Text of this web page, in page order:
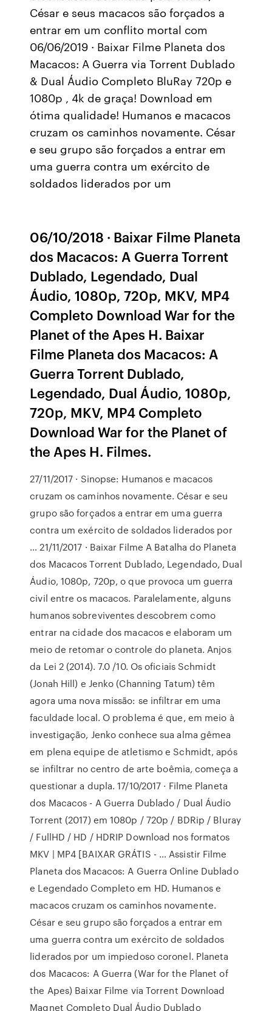
César e seus macacos são forçados a
entrar em um conflito mortal com
06/06/2019 · Baixar Filme Planeta dos
Macacos: A Guerra via Torrent Dublado
& Dual Áudio Completo BluRay 720p e
1080p , 4k de graça! Download em
ótima qualidade! Humanos e macacos
cruzam os caminhos novamente. César
e seu grupo são forçados a entrar em
uma guerra contra um exército de
soldados liderados por um
06/10/2018 · Baixar Filme Planeta
dos Macacos: A Guerra Torrent
Dublado, Legendado, Dual
Áudio, 1080p, 720p, MKV, MP4
Completo Download War for the
Planet of the Apes H. Baixar
Filme Planeta dos Macacos: A
Guerra Torrent Dublado,
Legendado, Dual Áudio, 1080p,
720p, MKV, MP4 Completo
Download War for the Planet of
the Apes H. Filmes.
27/11/2017 · Sinopse: Humanos e macacos
cruzam os caminhos novamente. César e seu
grupo são forçados a entrar em uma guerra
contra um exército de soldados liderados por
… 21/11/2017 · Baixar Filme A Batalha do Planeta
dos Macacos Torrent Dublado, Legendado, Dual
Áudio, 1080p, 720p, o que provoca um guerra
civil entre os macacos. Paralelamente, alguns
humanos sobreviventes descobrem como
entrar na cidade dos macacos e elaboram um
meio de retomar o controle do planeta. Anjos
da Lei 2 (2014). 7.0 /10. Os oficiais Schmidt
(Jonah Hill) e Jenko (Channing Tatum) têm
agora uma nova missão: se infiltrar em uma
faculdade local. O problema é que, em meio à
investigação, Jenko conhece sua alma gêmea
em plena equipe de atletismo e Schmidt, após
se infiltrar no centro de arte boêmia, começa a
questionar a dupla. 17/10/2017 · Filme Planeta
dos Macacos - A Guerra Dublado / Dual Áudio
Torrent (2017) em 1080p / 720p / BDRip / Bluray
/ FullHD / HD / HDRIP Download nos formatos
MKV | MP4 [BAIXAR GRÁTIS - … Assistir Filme
Planeta dos Macacos: A Guerra Online Dublado
e Legendado Completo em HD. Humanos e
macacos cruzam os caminhos novamente.
César e seu grupo são forçados a entrar em
uma guerra contra um exército de soldados
liderados por um impiedoso coronel. Planeta
dos Macacos: A Guerra (War for the Planet of
the Apes) Baixar Filme via Torrent Download
Magnet Completo Dual Áudio Dublado